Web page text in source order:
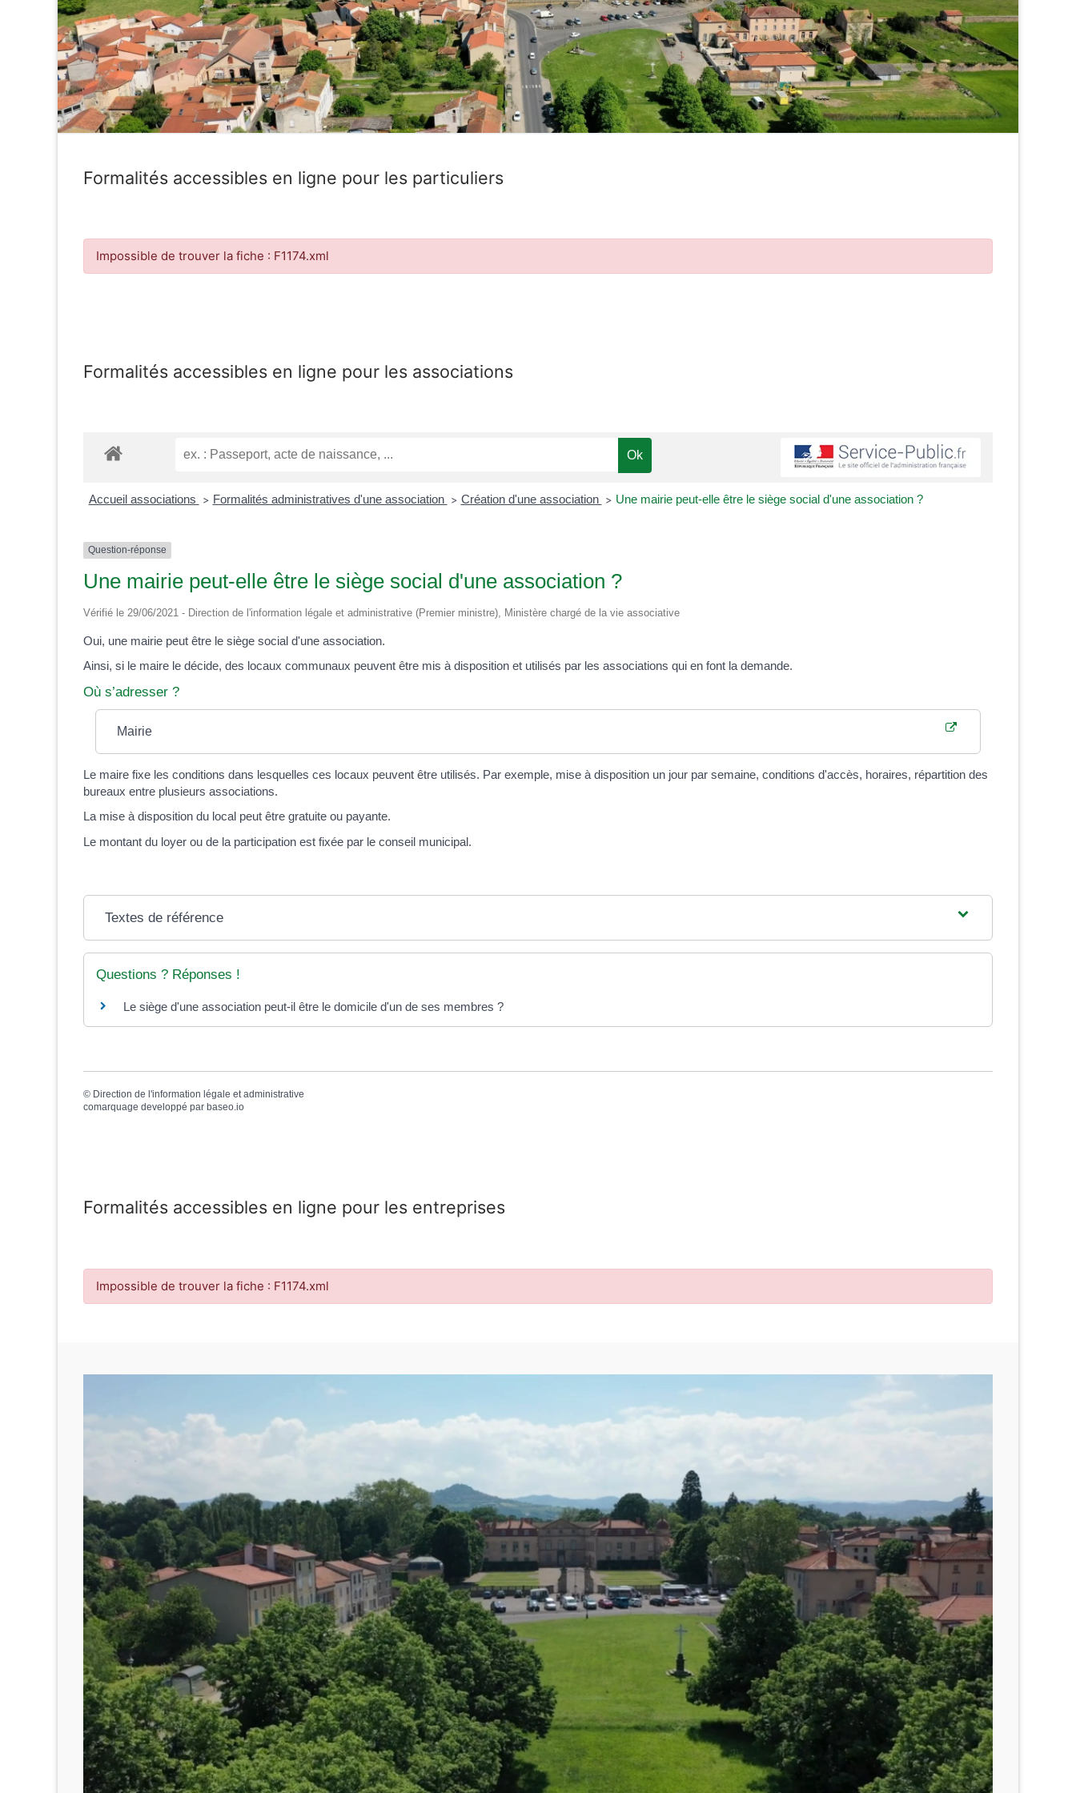
Formalités accessibles en ligne pour les particuliers
Impossible de trouver la fiche : F1174.xml
Formalités accessibles en ligne pour les associations
Accueil associations > Formalités administratives d'une association > Création d'une association > Une mairie peut-elle être le siège social d'une association ?
Question-réponse
Une mairie peut-elle être le siège social d'une association ?
Vérifié le 29/06/2021 - Direction de l'information légale et administrative (Premier ministre), Ministère chargé de la vie associative
Oui, une mairie peut être le siège social d'une association.
Ainsi, si le maire le décide, des locaux communaux peuvent être mis à disposition et utilisés par les associations qui en font la demande.
Où s’adresser ?
Mairie
Le maire fixe les conditions dans lesquelles ces locaux peuvent être utilisés. Par exemple, mise à disposition un jour par semaine, conditions d'accès, horaires, répartition des
bureaux entre plusieurs associations.
La mise à disposition du local peut être gratuite ou payante.
Le montant du loyer ou de la participation est fixée par le conseil municipal.
Textes de référence
Questions ? Réponses !
Le siège d'une association peut-il être le domicile d'un de ses membres ?
© Direction de l'information légale et administrative
comarquage developpé par baseo.io
Formalités accessibles en ligne pour les entreprises
Impossible de trouver la fiche : F1174.xml